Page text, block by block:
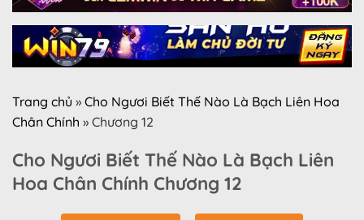
Trang chủ » Cho Ngươi Biết Thế Nào Là Bạch Liên Hoa
Chân Chính » Chương 12
Cho Ngươi Biết Thế Nào Là Bạch Liên
Hoa Chân Chính Chương 12